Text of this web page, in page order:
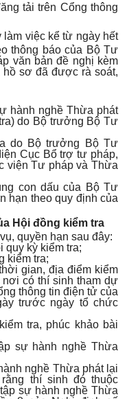
tải trên Cổng thông
làm việc kể từ ngày hết
thông báo của Bộ Tư
văn bản đề nghị kèm
sơ đã được rà soát,
hành nghề Thừa phát
do Bộ trưởng Bộ Tư
do Bộ trưởng Bộ Tư
Cục Bổ trợ tư pháp,
viện Tư pháp và Thừa
con dấu của Bộ Tư
hạn theo quy định của
Hội đồng kiểm tra
quyền hạn sau đây:
quy kỳ kiểm tra;
kiểm tra;
gian, địa điểm kiểm
có thí sinh tham dự
thông tin điện tử của
trước ngày tổ chức
tra, phúc khảo bài
sự hành nghề Thừa
nghề Thừa phát lại
thí sinh đó thuộc
sự hành nghề Thừa